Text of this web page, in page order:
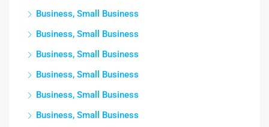
Business, Small Business
Business, Small Business
Business, Small Business
Business, Small Business
Business, Small Business
Business, Small Business